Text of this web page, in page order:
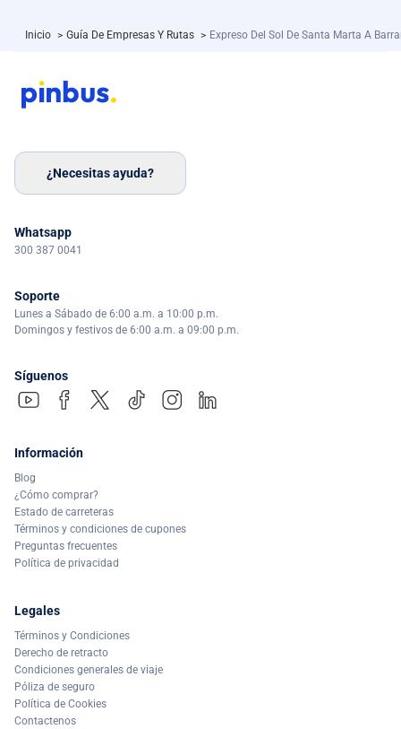
Inicio > Guía De Empresas Y Rutas > Expreso Del Sol De Santa Marta A
¿Necesitas ayuda?
Whatsapp
300 387 0041
Soporte
Lunes a Sábado de 6:00 a.m. a 10:00 p.m.
Domingos y festivos de 6:00 a.m. a 09:00 p.m.
Síguenos
Información
Blog
¿Cómo comprar?
Estado de carreteras
Términos y condiciones de cupones
Preguntas frecuentes
Política de privacidad
Legales
Términos y Condiciones
Derecho de retracto
Condiciones generales de viaje
Póliza de seguro
Política de Cookies
Contactenos